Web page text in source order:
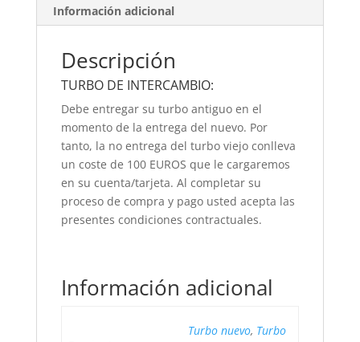
Información adicional
Descripción
TURBO DE INTERCAMBIO:
Debe entregar su turbo antiguo en el
momento de la entrega del nuevo. Por
tanto, la no entrega del turbo viejo conlleva
un coste de 100 EUROS que le cargaremos
en su cuenta/tarjeta. Al completar su
proceso de compra y pago usted acepta las
presentes condiciones contractuales.
Información adicional
Turbo nuevo, Turbo